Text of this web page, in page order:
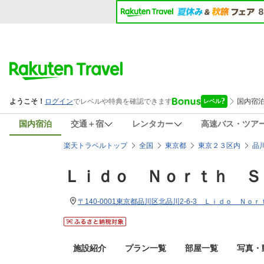
国内宿泊 交通＋宿 レンタカー 高速バス・ツア
楽天トラベルトップ 全国 東京都 東京２３区内 品
Ｌｉｄｏ Ｎｏｒｔｈ
〒140-0001東京都品川区北品川2-6-3 Ｌｉｄｏ Ｎｏｒ
施設紹介 プラン一覧 部屋一覧 写真・